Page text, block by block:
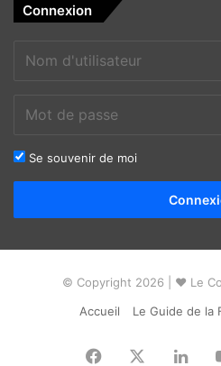
Connexion
Se souvenir de moi
© Copyright 2026 | ❤ Le
Accueil
Le Guide de la
Facebook